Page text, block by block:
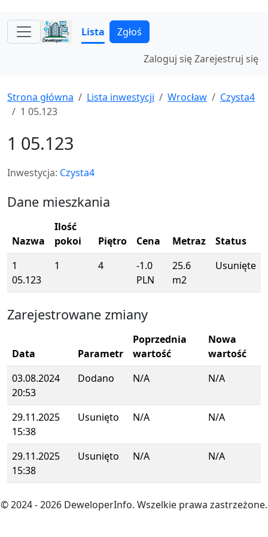
Lista Zgłoś
Zaloguj sięZarejestruj się
Strona główna Lista inwestycji Wrocław
Czysta4
1 05.123
1 05.123
Inwestycja: Czysta4
Dane mieszkania
Nazwa
Ilość
pokoi
Piętro Cena Metraz
Status
1
05.123
1 4
-1.0
PLN
25.6
m2
Usunięte
Zarejestrowane zmiany
Data Parametr
Poprzednia
wartość
Nowa
wartość
03.08.2024
20:53
Dodano N/A N/A
29.11.2025
15:38
Usunięto N/A N/A
29.11.2025
15:38
Usunięto N/A N/A
© 2024- 2026 DeweloperInfo. Wszelkie prawa zastrzeżone.